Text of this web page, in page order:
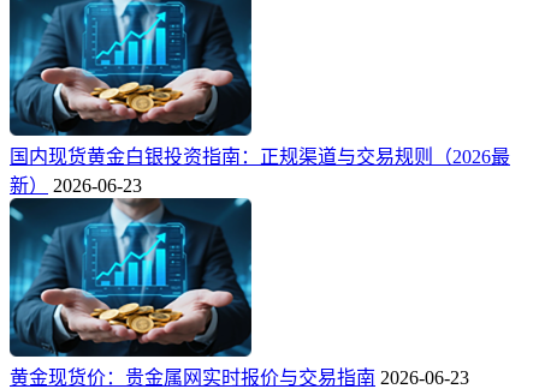
国内现货黄金白银投资指南：正规渠道与交易规则（2026最
新）
2026-06-23
黄金现货价：贵金属网实时报价与交易指南 2026-06-23